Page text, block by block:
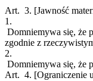
Art. 3. [Jawność
1.
Domniemywa się, że
zgodnie z
2.
Domniemywa się, że
Art. 4. [Ograniczenie